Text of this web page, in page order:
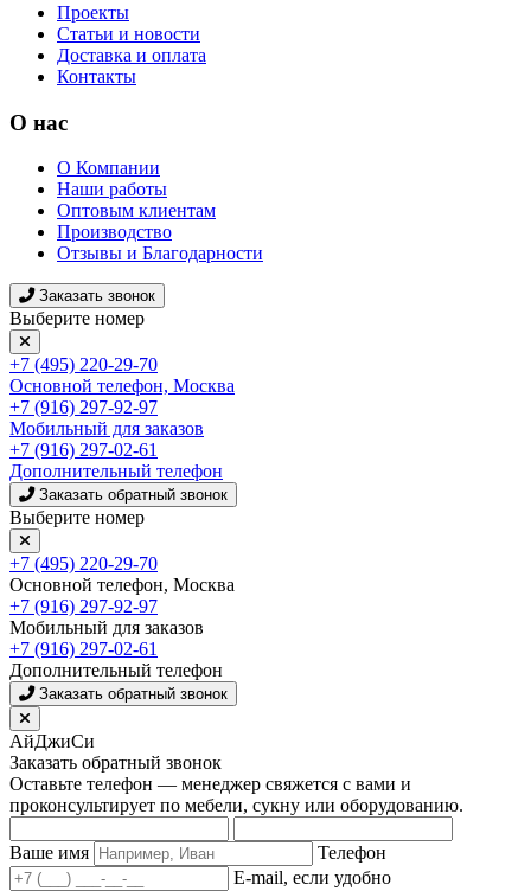
Проекты
Статьи и новости
Доставка и оплата
Контакты
О нас
О Компании
Наши работы
Оптовым клиентам
Производство
Отзывы и Благодарности
Заказать звонок
Выберите номер
+7 (495) 220-29-70
Основной телефон, Москва
+7 (916) 297-92-97
Мобильный для заказов
+7 (916) 297-02-61
Дополнительный телефон
Заказать обратный звонок
Выберите номер
+7 (495) 220-29-70
Основной телефон, Москва
+7 (916) 297-92-97
Мобильный для заказов
+7 (916) 297-02-61
Дополнительный телефон
Заказать обратный звонок
АйДжиСи
Заказать обратный звонок
Оставьте телефон — менеджер свяжется с вами и
проконсультирует по мебели, сукну или оборудованию.
Ваше имя
Телефон
E-mail, если удобно